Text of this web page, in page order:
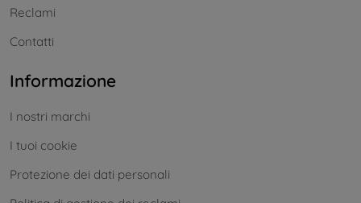
Reclami
Contatti
Informazione
I nostri marchi
I tuoi cookie
Protezione dei dati personali